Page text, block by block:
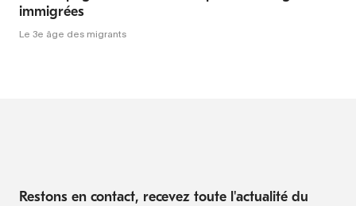
immigrées
Le 3e âge des migrants
Restons en contact, recevez toute l'actualité du